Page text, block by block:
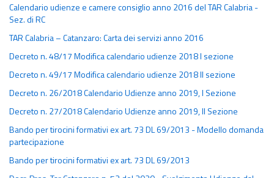
Calendario udienze e camere consiglio anno 2016 del TAR Calabria -
Sez. di RC
TAR Calabria – Catanzaro: Carta dei servizi anno 2016
Decreto n. 48/17 Modifica calendario udienze 2018 I sezione
Decreto n. 49/17 Modifica calendario udienze 2018 II sezione
Decreto n. 26/2018 Calendario Udienze anno 2019, I Sezione
Decreto n. 27/2018 Calendario Udienze anno 2019, II Sezione
Bando per tirocini formativi ex art. 73 DL 69/2013 - Modello domanda
partecipazione
Bando per tirocini formativi ex art. 73 DL 69/2013